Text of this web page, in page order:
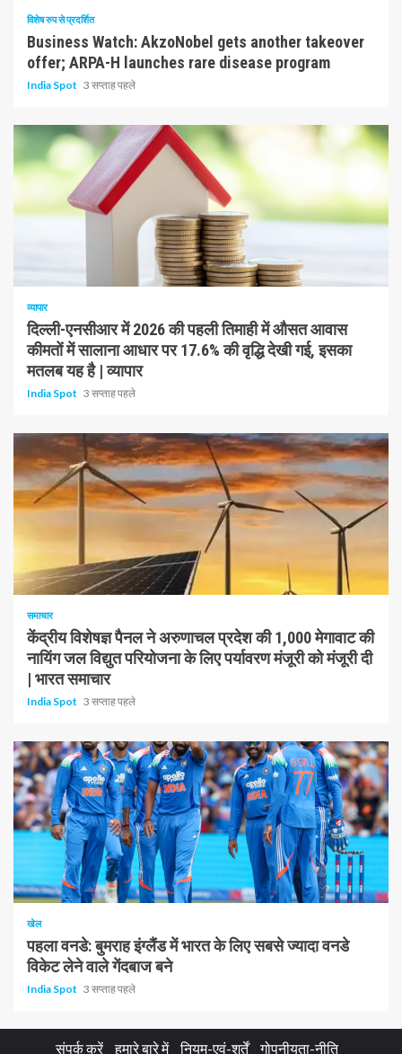
विशेष रुप से प्रदर्शित
Business Watch: AkzoNobel gets another takeover
offer; ARPA-H launches rare disease program
India Spot 3 सप्ताह पहले
व्यापार
दिल्ली-एनसीआर में 2026 की पहली तिमाही में औसत आवास
कीमतों में सालाना आधार पर 17.6% की वृद्धि देखी गई, इसका
मतलब यह है | व्यापार
India Spot 3 सप्ताह पहले
1 न्यूनतम पढ़ा
समाचार
केंद्रीय विशेषज्ञ पैनल ने अरुणाचल प्रदेश की 1,000 मेगावाट की
नायिंग जल विद्युत परियोजना के लिए पर्यावरण मंजूरी को मंजूरी दी
| भारत समाचार
India Spot 3 सप्ताह पहले
1 न्यूनतम पढ़ा
खेल
पहला वनडे: बुमराह इंग्लैंड में भारत के लिए सबसे ज्यादा वनडे
विकेट लेने वाले गेंदबाज बने
India Spot 3 सप्ताह पहले
संपर्क करें हमारे बारे में नियम-एवं-शर्तें गोपनीयता-नीति